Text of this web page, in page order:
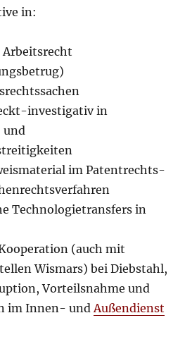
in:
Arbeitsrecht
investigativ in
und
im Patentrechts-
Technologietransfers in
(auch mit
Wismars) bei Diebstahl,
Vorteilsnahme und
im Innen- und Außendienst